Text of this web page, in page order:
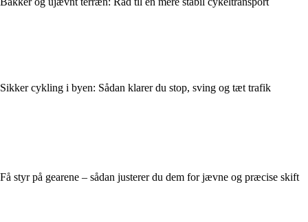
Sikker cykling i byen: Sådan klarer du stop, sving og tæt trafik
Få styr på gearene – sådan justerer du dem for jævne og præcise skift